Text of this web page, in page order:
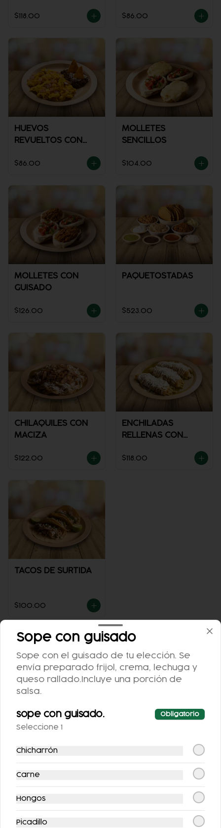
$118.00 $86.00
HUEVOS
REVUELTOS CON
$86.00
MOLLETES
SENCILLOS
$104.00
MOLLETES CON
GUISADO
$126.00
PAQUETOSTADAS
$523.00
CHILAQUILES CON
MACIZA
$122.00
ENCHILADAS
RELLENAS CON
$118.00
TACOS DE SURTIDA
$100.00
Bebidas
AGUA DE
HORCHATA 500ML
$52.00
TAMARINDO 500ML
$52.00
Sope con guisado
Sope con el guisado de tu elección. Se
envía preparado frijol, crema, lechuga y
queso rallado.Incluye una porción de
salsa.
sope con guisado. Obligatorio
Seleccione 1
Chicharrón
Carne
Hongos
Picadillo